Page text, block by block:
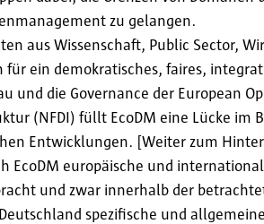
zu gelangen.
aus Wissenschaft, Public Sector,
ein demokratisches, faires,
und die Governance der European
(NFDI) füllt EcoDM eine Lücke im
Entwicklungen. [Weiter zum
EcoDM europäische und
und zwar innerhalb der
spezifische und